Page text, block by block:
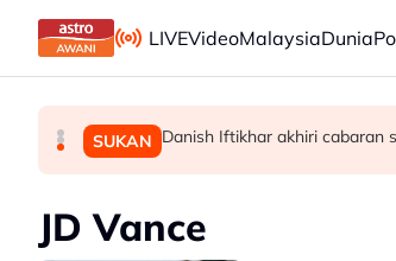
Skip to main content
LIVEVideoMalaysiaDunia
SUKAN KBS teliti sokongan
SUKAN KBS bermesyuarat secara
SUKAN Danish Iftikhar akhiri cabaran
JD Vance